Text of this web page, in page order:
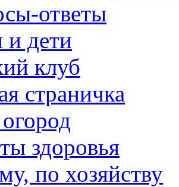
ответы
и дети
клуб
страничка
здоровья
по хозяйству